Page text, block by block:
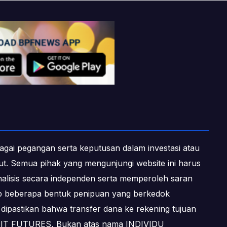
pegangan serta keputusan dalam investasi atau
Semua pihak yang mengunjungi website ini harus
secara independen serta memperoleh saran
beberapa bentuk penipuan yang berkedok
bahwa transfer dana ke rekening tujuan
FUTURES, Bukan atas nama INDIVIDU